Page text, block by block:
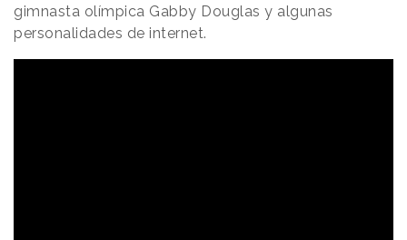
gimnasta olímpica Gabby Douglas y algunas
personalidades de internet.